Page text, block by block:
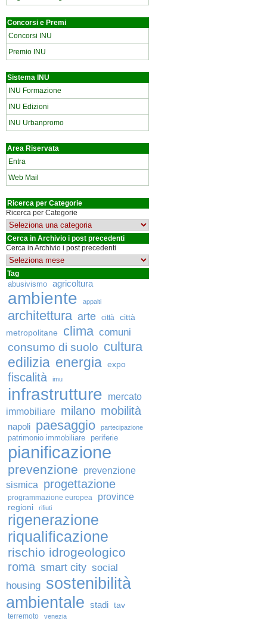
Concorsi e Premi
Concorsi INU
Premio INU
Sistema INU
INU Formazione
INU Edizioni
INU Urbanpromo
Area Riservata
Entra
Web Mail
Ricerca per Categorie
Ricerca per Categorie
Cerca in Archivio i post precedenti
Cerca in Archivio i post precedenti
Tag
abusivismo agricoltura
ambiente appalti
architettura arte città
città
metropolitane
clima comuni
consumo di suolo cultura
edilizia energia expo
fiscalità imu
infrastrutture
mercato
immobiliare milano mobilità
napoli paesaggio partecipazione
patrimonio immobiliare periferie
pianificazione
prevenzione
prevenzione
sismica
progettazione
programmazione europea province
regioni rifiuti
rigenerazione
riqualificazione
rischio idrogeologico
roma smart city social
housing sostenibilità
ambientale stadi tav
terremoto venezia